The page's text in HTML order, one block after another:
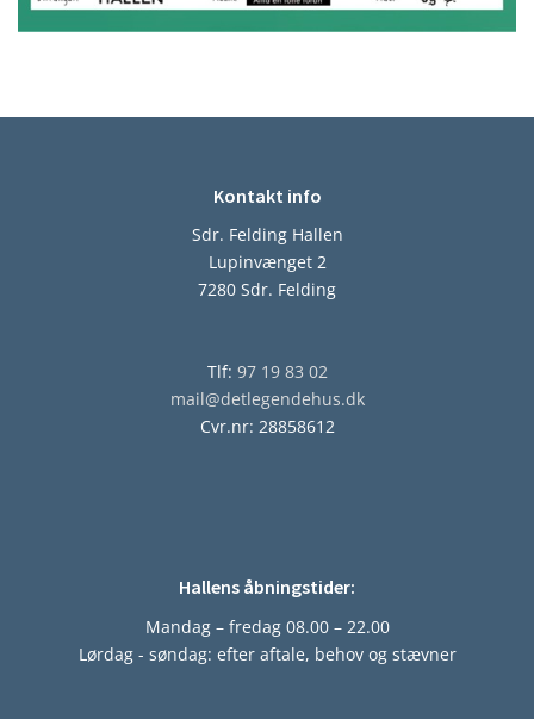
Kontakt info
Sdr. Felding Hallen
Lupinvænget 2
7280 Sdr. Felding
Tlf: 97 19 83 02
mail@detlegendehus.dk
Cvr.nr: 28858612
Hallens åbningstider:
Mandag – fredag 08.00 – 22.00
Lørdag - søndag: efter aftale, behov og stævner